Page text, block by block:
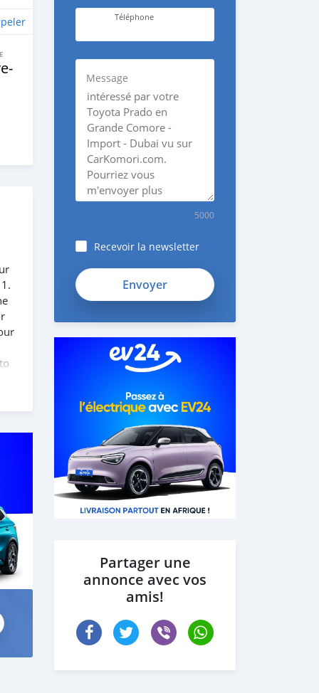
Téléphone
Message
5000
Recevoir la newsletter
Partager une
annonce avec vos
amis!